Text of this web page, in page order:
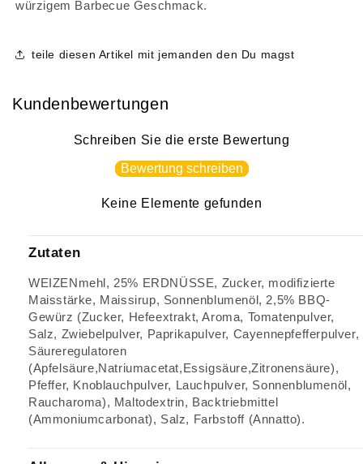
würzigem Barbecue Geschmack.
teile diesen Artikel mit jemanden den Du magst
Kundenbewertungen
Schreiben Sie die erste Bewertung
Bewertung schreiben
Keine Elemente gefunden
Zutaten
WEIZENmehl, 25% ERDNÜSSE, Zucker, modifizierte
Maisstärke, Maissirup, Sonnenblumenöl, 2,5% BBQ-
Gewürz (Zucker, Hefeextrakt, Aroma, Tomatenpulver,
Salz, Zwiebelpulver, Paprikapulver, Cayennepfefferpulver,
Säureregulatoren
(Apfelsäure,Natriumacetat,Essigsäure,Zitronensäure),
Pfeffer, Knoblauchpulver, Lauchpulver, Sonnenblumenöl,
Raucharoma), Maltodextrin, Backtriebmittel
(Ammoniumcarbonat), Salz, Farbstoff (Annatto).